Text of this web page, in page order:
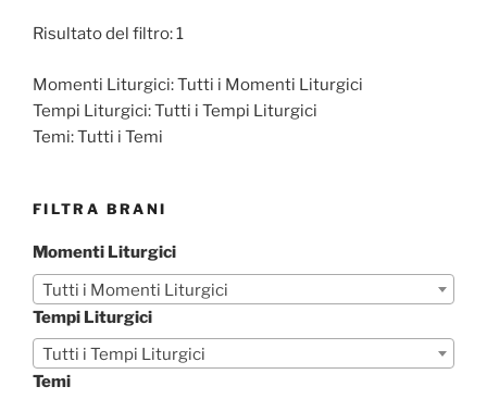
Risultato del filtro: 1
Momenti Liturgici:Tutti i Momenti Liturgici
Tempi Liturgici:Tutti i Tempi Liturgici
Temi:Tutti i Temi
FILTRA BRANI
Momenti Liturgici
Tutti i Momenti Liturgici
Tempi Liturgici
Tutti i Tempi Liturgici
Temi